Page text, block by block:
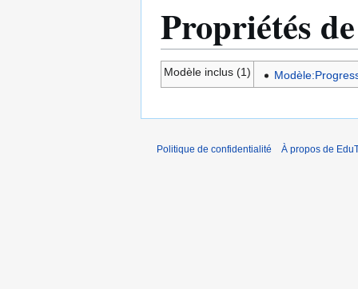
Propriétés
Modèle inclus (1)
Politique de confidentialité À propos de